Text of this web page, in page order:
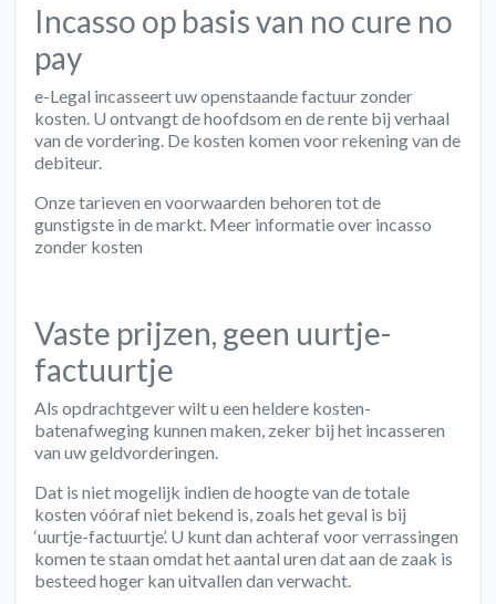
Incasso op basis van no cure no
pay
e-Legal incasseert uw openstaande factuur zonder
kosten . U ontvangt de hoofdsom en de rente bij verhaal
van de vordering. De kosten komen voor rekening van de
debiteur.
Onze tarieven en voorwaarden behoren tot de
gunstigste in de markt. Meer informatie over incasso
zonder kosten
Vaste prijzen, geen uurtje-
factuurtje
Als opdrachtgever wilt u een heldere kosten-
batenafweging kunnen maken, zeker bij het incasseren
van uw geldvorderingen.
Dat is niet mogelijk indien de hoogte van de totale
kosten vóóraf niet bekend is, zoals het geval is bij
‘uurtje-factuurtje’. U kunt dan achteraf voor verrassingen
komen te staan omdat het aantal uren dat aan de zaak is
besteed hoger kan uitvallen dan verwacht.